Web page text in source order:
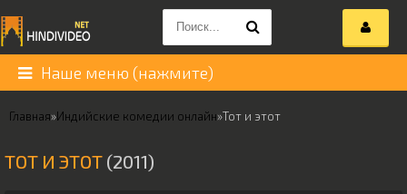
Наше меню (нажмите)
Главная»Индийские комедии онлайн»Тот и этот
ТОТ И ЭТОТ (2011)